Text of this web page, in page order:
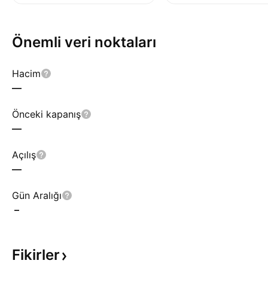
Önemli veri noktaları
Hacim
—
Önceki kapanış
—
Açılış
—
Gün Aralığı
–
Fikirler